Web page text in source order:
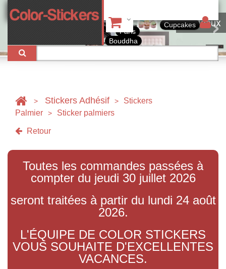
Tableaux
Bouddha
Paris
Cupcakes
> Stickers Adhésif >
Stickers
Palmier
> Sticker palmiers
Retour
Toutes les commandes passées à
compter du jeudi 30 juillet 2026
seront traitées à partir du lundi 24 août
2026.
L'ÉQUIPE DE COLOR STICKERS
VOUS SOUHAITE D'EXCELLENTES
VACANCES.